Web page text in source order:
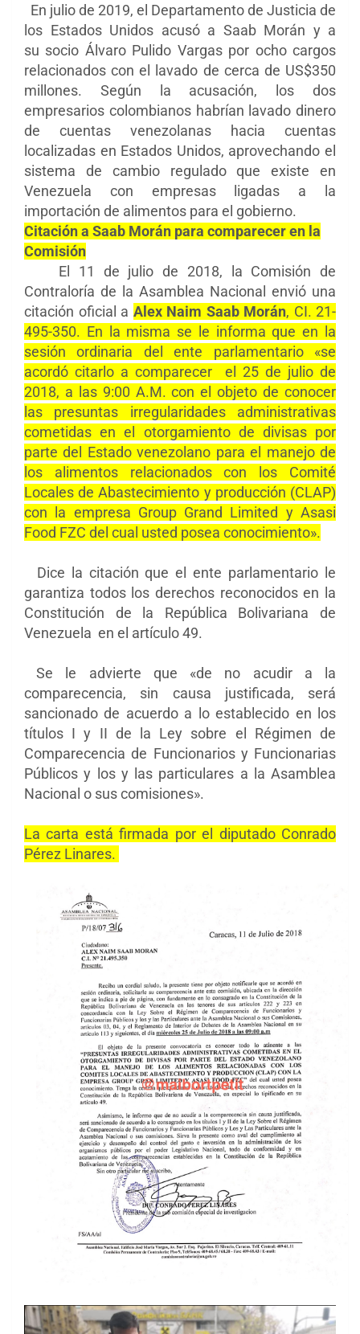
En julio de 2019, el Departamento de Justicia de
los Estados Unidos acusó a Saab Morán y a
su socio Álvaro Pulido Vargas por ocho cargos
relacionados con el lavado de cerca de US$350
millones. Según la acusación, los dos
empresarios colombianos habrían lavado dinero
de cuentas venezolanas hacia cuentas
localizadas en Estados Unidos, aprovechando el
sistema de cambio regulado que existe en
Venezuela con empresas ligadas a la
importación de alimentos para el gobierno.
Citación a Saab Morán para comparecer en la
Comisión
El 11 de julio de 2018, la Comisión de
Contraloría de la Asamblea Nacional envió una
citación oficial a Alex Naim Saab Morán, CI. 21-
495-350. En la misma se le informa que en la
sesión ordinaria del ente parlamentario «se
acordó citarlo a comparecer el 25 de julio de
2018, a las 9:00 A.M. con el objeto de conocer
las presuntas irregularidades administrativas
cometidas en el otorgamiento de divisas por
parte del Estado venezolano para el manejo de
los alimentos relacionados con los Comité
Locales de Abastecimiento y producción (CLAP)
con la empresa Group Grand Limited y Asasi
Food FZC del cual usted posea conocimiento».
Dice la citación que el ente parlamentario le
garantiza todos los derechos reconocidos en la
Constitución de la República Bolivariana de
Venezuela en el artículo49.
Se le advierte que «de no acudir a la
comparecencia, sin causa justificada, será
sancionado de acuerdo a lo establecido en los
títulos I y II de la Ley sobre el Régimen de
Comparecencia de Funcionarios y Funcionarias
Públicos y los y las particulares a la Asamblea
Nacional o sus comisiones».
La carta está firmada por el diputado Conrado
Pérez Linares.